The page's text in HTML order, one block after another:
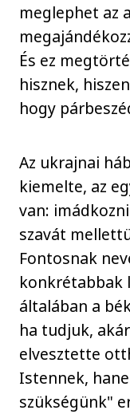
meglephet az
És ez
hisznek,
hogy
Az ukrajnai
kiemelte, az
van:
szavát
Fontosnak
konkrétabbak
általában a
ha tudjuk,
elvesztette
Istennek,
szükségünk"